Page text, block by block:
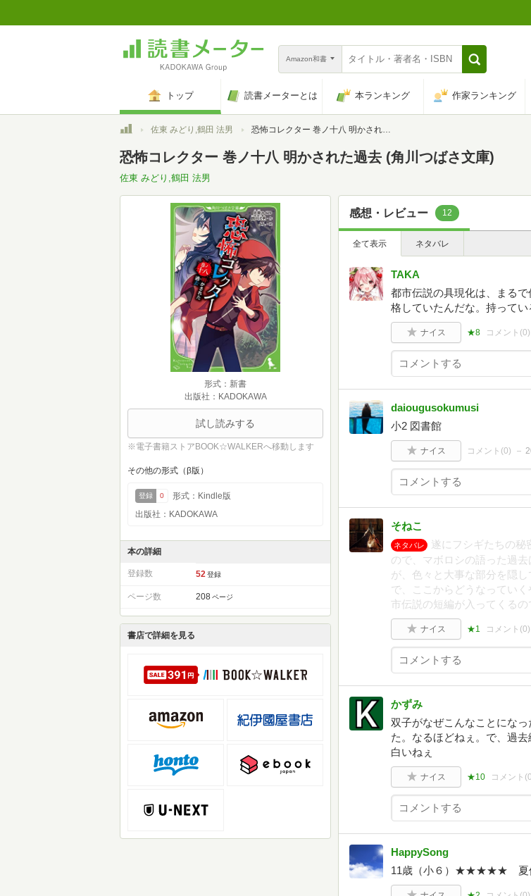
Amazon和書
トップ 読書メーターとは 本ランキング 作家ランキング
トップ佐東 みどり,鶴田 法男 恐怖コレクター 巻ノ十八 明かされた過去 (角川つばさ文庫)
恐怖コレクター 巻ノ十八 明かされた過去 (角川つばさ文庫)
佐東 みどり,鶴田 法男
形式：新書
出版社：KADOKAWA
試し読みする
※電子書籍ストアBOOK☆WALKERへ移動します
その他の形式（β版）
登録 0
形式：Kindle版
出版社：KADOKAWA
本の詳細
登録数 52 登録
ページ数 208 ページ
書店で詳細を見る
感想・レビュー 12
全て表示 ネタバレ
TAKA
都市伝説の具現化は、まる
格していたんだな。持って
ナイス ★8 コメント(0)
daiougusokumusi
小2 図書館
ナイス コメント(0)
そねこ
ネタバレ
遂にフシギたちの秘
ので、マボロシの語った過
が、色々と大事な部分を隠
で、ここからどうなってい
市伝説の短編が入ってくるの
ナイス ★1 コメント(0)
かずみ
双子がなぜこんなことにな
た。なるほどねぇ。で、過
白いねぇ
ナイス ★10 コメント(0
HappySong
11歳（小６）★★★★★ 夏休